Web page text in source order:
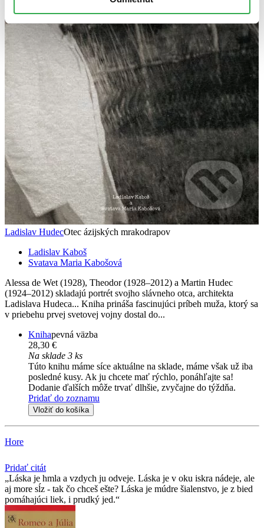
Ladislav HudecOtec ázijských mrakodrapov
Ladislav Kaboš
Svatava Maria Kabošová
Alessa de Wet (1928), Theodor (1928–2012) a Martin Hudec
(1924–2012) skladajú portrét svojho slávneho otca, architekta
Ladislava Hudeca... Kniha prináša fascinujúci príbeh muža, ktorý sa
v priebehu prvej svetovej vojny dostal do...
Knihapevná väzba
28,30 €
Na sklade 3 ks
Túto knihu máme síce aktuálne na sklade, máme však už iba
posledné kusy. Ak ju chcete mať rýchlo, ponáhľajte sa!
Dodanie ďalších môže trvať dlhšie, zvyčajne do týždňa.
Pridať do zoznamu
Vložiť do košíka
Hore
Pridať citát
Láska je hmla a vzdych ju odveje. Láska je v oku iskra nádeje, ale
aj more sĺz - tak čo chceš ešte? Láska je múdre šialenstvo, je z bied
pomáhajúci liek, i prudký jed.